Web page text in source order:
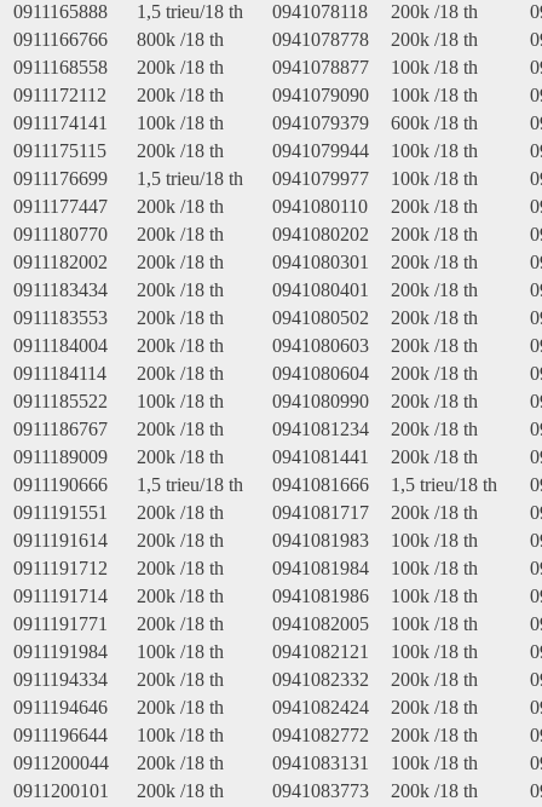
0911165888
1,5 trieu/18 th 0941078118 200k /18 th
0911166766
800k /18 th 0941078778 200k /18 th
0911168558
200k /18 th 0941078877 100k /18 th
0911172112
200k /18 th 0941079090 100k /18 th
0911174141
100k /18 th 0941079379 600k /18 th
0911175115
200k /18 th 0941079944 100k /18 th
0911176699
1,5 trieu/18 th 0941079977 100k /18 th
0911177447
200k /18 th 0941080110 200k /18 th
0911180770
200k /18 th 0941080202 200k /18 th
0911182002
200k /18 th 0941080301 200k /18 th
0911183434
200k /18 th 0941080401 200k /18 th
0911183553
200k /18 th 0941080502 200k /18 th
0911184004
200k /18 th 0941080603 200k /18 th
0911184114
200k /18 th 0941080604 200k /18 th
0911185522
100k /18 th 0941080990 200k /18 th
0911186767
200k /18 th 0941081234 200k /18 th
0911189009
200k /18 th 0941081441 200k /18 th
0911190666
1,5 trieu/18 th 0941081666 1,5 trieu/18 th
0911191551
200k /18 th 0941081717 200k /18 th
0911191614
200k /18 th 0941081983 100k /18 th
0911191712
200k /18 th 0941081984 100k /18 th
0911191714
200k /18 th 0941081986 100k /18 th
0911191771
200k /18 th 0941082005 100k /18 th
0911191984
100k /18 th 0941082121 100k /18 th
0911194334
200k /18 th 0941082332 200k /18 th
0911194646
200k /18 th 0941082424 200k /18 th
0911196644
100k /18 th 0941082772 200k /18 th
0911200044
200k /18 th 0941083131 100k /18 th
0911200101
200k /18 th 0941083773 200k /18 th